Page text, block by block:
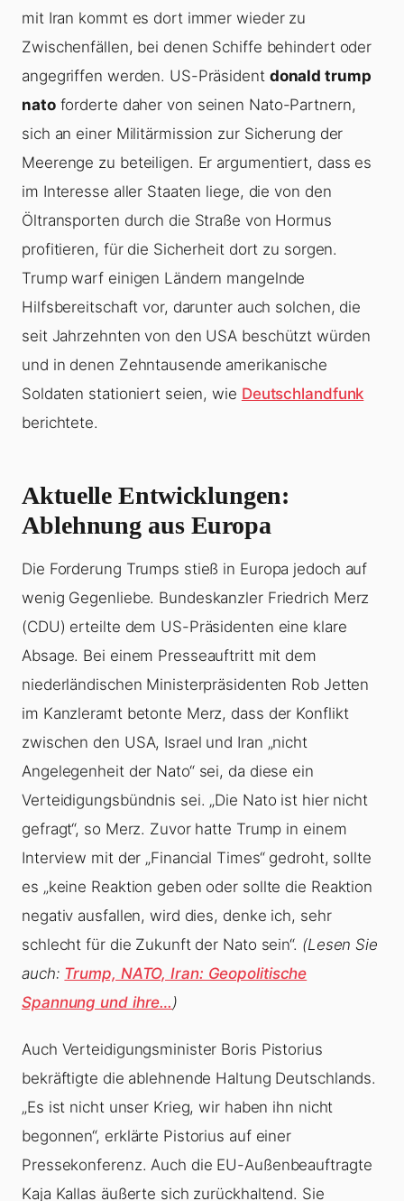
mit Iran kommt es dort immer wieder zu
Zwischenfällen, bei denen Schiffe behindert oder
angegriffen werden. US-Präsident donald trump
natoforderte daher von seinen Nato-Partnern,
sich an einer Militärmission zur Sicherung der
Meerenge zu beteiligen. Er argumentiert, dass es
im Interesse aller Staaten liege, die von den
Öltransporten durch die Straße von Hormus
profitieren, für die Sicherheit dort zu sorgen.
Trump warf einigen Ländern mangelnde
Hilfsbereitschaft vor, darunter auch solchen, die
seit Jahrzehnten von den USA beschützt würden
und in denen Zehntausende amerikanische
Soldaten stationiert seien, wie Deutschlandfunk
berichtete.
Aktuelle Entwicklungen:
Ablehnung aus Europa
Die Forderung Trumps stieß in Europa jedoch auf
wenig Gegenliebe. Bundeskanzler Friedrich Merz
(CDU) erteilte dem US-Präsidenten eine klare
Absage. Bei einem Presseauftritt mit dem
niederländischen Ministerpräsidenten Rob Jetten
im Kanzleramt betonte Merz, dass der Konflikt
zwischen den USA, Israel und Iran „nicht
Angelegenheit der Nato“ sei, da diese ein
Verteidigungsbündnis sei. „Die Nato ist hier nicht
gefragt“, so Merz. Zuvor hatte Trump in einem
Interview mit der „Financial Times“ gedroht, sollte
es „keine Reaktion geben oder sollte die Reaktion
negativ ausfallen, wird dies, denke ich, sehr
schlecht für die Zukunft der Nato sein“. (Lesen Sie
auch: Trump, NATO, Iran: Geopolitische
Spannung und ihre…)
Auch Verteidigungsminister Boris Pistorius
bekräftigte die ablehnende Haltung Deutschlands.
„Es ist nicht unser Krieg, wir haben ihn nicht
begonnen“, erklärte Pistorius auf einer
Pressekonferenz. Auch die EU-Außenbeauftragte
Kaja Kallas äußerte sich zurückhaltend. Sie